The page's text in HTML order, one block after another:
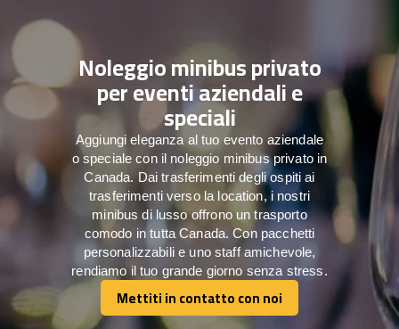
Noleggio minibus privato
per eventi aziendali e
speciali
Aggiungi eleganza al tuo evento aziendale
o speciale con il noleggio minibus privato in
Canada. Dai trasferimenti degli ospiti ai
trasferimenti verso la location, i nostri
minibus di lusso offrono un trasporto
comodo in tutta Canada. Con pacchetti
personalizzabili e uno staff amichevole,
rendiamo il tuo grande giorno senza stress.
Mettiti in contatto con noi
Mettiti in contatto con noi